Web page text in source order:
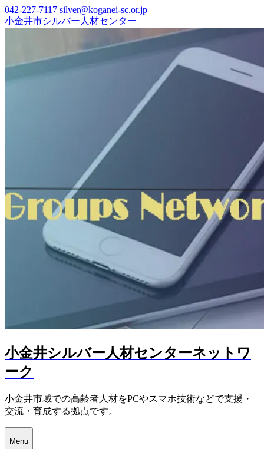
Skip
to
content
042-227-7117 silver@koganei-sc.or.jp
小金井市シルバー人材センター
小金井シルバー人材センターネットワ
ーク
小金井市域での高齢者人材をPCやスマホ技術などで支援・
交流・育成する拠点です。
Menu